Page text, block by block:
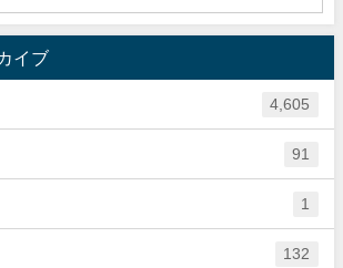
イブ
4,605
91
1
132